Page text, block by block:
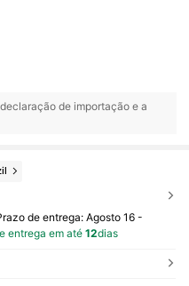
de importação e a
de entrega:Agosto 16 -
entrega em até 12dias